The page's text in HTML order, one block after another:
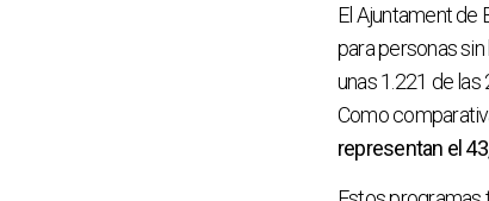
El Ajuntament
para personas
unas 1.221 de las
Como
representan el